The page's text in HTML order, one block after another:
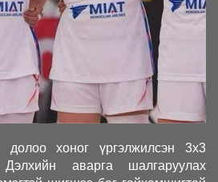
долоо хоног үргэлжилсэн 3x3
аварга шалгаруулах